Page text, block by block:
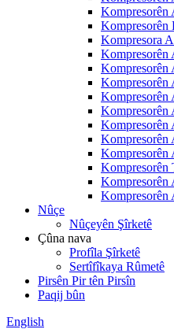
Kompresorên
Kompresorên
Kompresora
Kompresorên
Kompresorên
Kompresorên
Kompresorên
Kompresorên
Kompresorên
Kompresorên
Kompresorên
Kompresorên
Kompresorên
Kompresorên
Nûçe
Nûçeyên Şîrketê
Çûna nava
Profîla Şîrketê
Sertîfîkaya Rûmetê
Pirsên Pir tên Pirsîn
Paqij bûn
English